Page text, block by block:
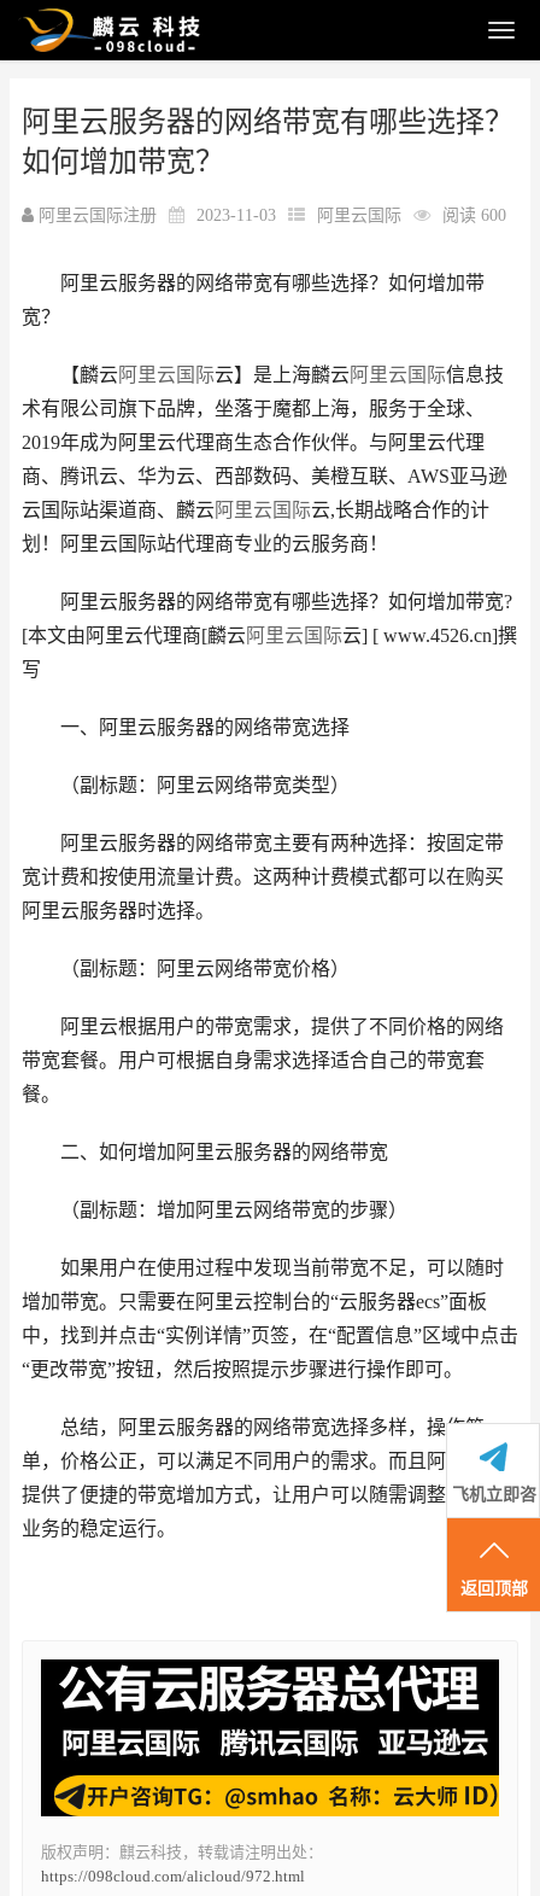
阿里云服务器的网络带宽有哪些选择？
如何增加带宽？
阿里云国际注册 2023-11-03 阿里云国际 阅读 600
阿里云服务器的网络带宽有哪些选择？如何增加带
宽？
【麟云 阿里云国际云】是上海麟云 阿里云国际信息技
术有限公司旗下品牌，坐落于魔都上海，服务于全球、
2019年成为阿里云代理商生态合作伙伴。与阿里云代理
商、腾讯云、华为云、西部数码、美橙互联、AWS亚马逊
云国际站渠道商、麟云 阿里云国际云,长期战略合作的计
划！阿里云国际站代理商专业的云服务商！
阿里云服务器的网络带宽有哪些选择？如何增加带宽?
[本文由阿里云代理商[麟云 阿里云国际云] [ www.4526.cn]撰
写
一、阿里云服务器的网络带宽选择
（副标题：阿里云网络带宽类型）
阿里云服务器的网络带宽主要有两种选择：按固定带
宽计费和按使用流量计费。这两种计费模式都可以在购买
阿里云服务器时选择。
（副标题：阿里云网络带宽价格）
阿里云根据用户的带宽需求，提供了不同价格的网络
带宽套餐。用户可根据自身需求选择适合自己的带宽套
餐。
二、如何增加阿里云服务器的网络带宽
（副标题：增加阿里云网络带宽的步骤）
如果用户在使用过程中发现当前带宽不足，可以随时
增加带宽。只需要在阿里云控制台的“云服务器ecs”面板
中，找到并点击“实例详情”页签，在“配置信息”区域中点击
“更改带宽”按钮，然后按照提示步骤进行操作即可。
总结，阿里云服务器的网络带宽选择多样，操作简
单，价格公正，可以满足不同用户的需求。而且阿里云还
提供了便捷的带宽增加方式，让用户可以随需调整，确保
业务的稳定运行。
版权声明：麒云科技，转载请注明出处：
https://098cloud.com/alicloud/972.html
飞机立即咨
询
返回顶部